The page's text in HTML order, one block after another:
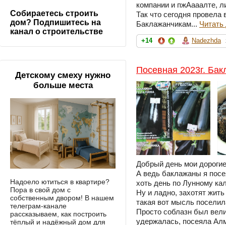
компании и пжАааалте,
Так что сегодня
Баклажанчикам... Читать
+14 Nadezhda
Посевная 2023г.
Добрый день мои дорогие
А ведь баклажаны я
хоть день по Лунному
Ну и ладно, захотят
такая вот мысль
Просто соблазн был
удержалась, посеяла
Собираетесь строить
дом? Подпишитесь на
канал о строительстве
Детскому смеху нужно
больше места
Надоело ютиться в квартире?
Пора в свой дом с
собственным двором! В нашем
телеграм-канале
рассказываем, как построить
тёплый и надёжный дом для